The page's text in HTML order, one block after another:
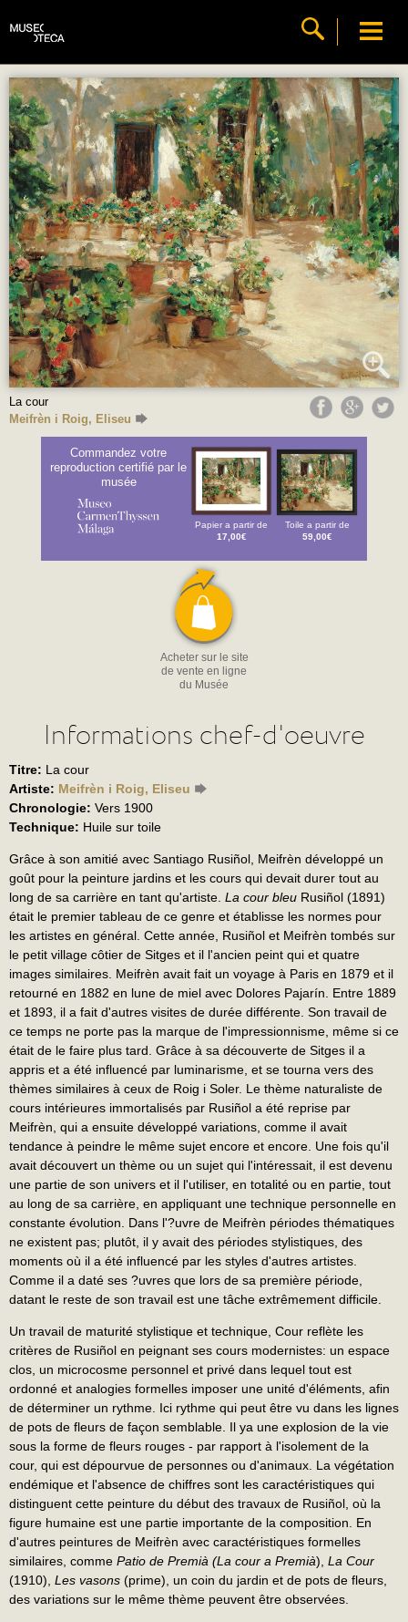
La cour
Meifrèn i Roig, Eliseu
Commandez votre
reproduction certifié par le
musée
Papier a partir de
17,00€
Toile a partir de
59,00€
Acheter sur le site
de vente en ligne
du Musée
Informations chef-d'oeuvre
Titre: La cour
Artiste: Meifrèn i Roig, Eliseu
Chronologie: Vers 1900
Technique: Huile sur toile
Grâce à son amitié avec Santiago Rusiñol, Meifrèn développé un
goût pour la peinture jardins et les cours qui devait durer tout au
long de sa carrière en tant qu'artiste. La cour bleu Rusiñol (1891)
était le premier tableau de ce genre et établisse les normes pour
les artistes en général. Cette année, Rusiñol et Meifrèn tombés sur
le petit village côtier de Sitges et il l'ancien peint qui et quatre
images similaires. Meifrèn avait fait un voyage à Paris en 1879 et il
retourné en 1882 en lune de miel avec Dolores Pajarín. Entre 1889
et 1893, il a fait d'autres visites de durée différente. Son travail de
ce temps ne porte pas la marque de l'impressionnisme, même si ce
était de le faire plus tard. Grâce à sa découverte de Sitges il a
appris et a été influencé par luminarisme, et se tourna vers des
thèmes similaires à ceux de Roig i Soler. Le thème naturaliste de
cours intérieures immortalisés par Rusiñol a été reprise par
Meifrèn, qui a ensuite développé variations, comme il avait
tendance à peindre le même sujet encore et encore. Une fois qu'il
avait découvert un thème ou un sujet qui l'intéressait, il est devenu
une partie de son univers et il l'utiliser, en totalité ou en partie, tout
au long de sa carrière, en appliquant une technique personnelle en
constante évolution. Dans l'?uvre de Meifrèn périodes thématiques
ne existent pas; plutôt, il y avait des périodes stylistiques, des
moments où il a été influencé par les styles d'autres artistes.
Comme il a daté ses ?uvres que lors de sa première période,
datant le reste de son travail est une tâche extrêmement difficile.
Un travail de maturité stylistique et technique, Cour reflète les
critères de Rusiñol en peignant ses cours modernistes: un espace
clos, un microcosme personnel et privé dans lequel tout est
ordonné et analogies formelles imposer une unité d'éléments, afin
de déterminer un rythme. Ici rythme qui peut être vu dans les lignes
de pots de fleurs de façon semblable. Il ya une explosion de la vie
sous la forme de fleurs rouges - par rapport à l'isolement de la
cour, qui est dépourvue de personnes ou d'animaux. La végétation
endémique et l'absence de chiffres sont les caractéristiques qui
distinguent cette peinture du début des travaux de Rusiñol, où la
figure humaine est une partie importante de la composition. En
d'autres peintures de Meifrèn avec caractéristiques formelles
similaires, comme Patio de Premià (La cour a Premià), La Cour
(1910), Les vasons (prime), un coin du jardin et de pots de fleurs,
des variations sur le même thème peuvent être observées.